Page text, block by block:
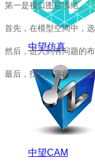
中望仿真
中望CAM
第一是视口图层冻结。
首先，在模型空间中，
然后，进入到有问题的
最后，找到文字所在的